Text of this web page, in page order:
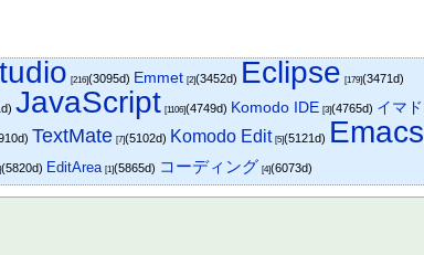
[216](3095d) Emmet [2](3452d) Eclipse [179](3471d)
JavaScript [1106](4749d) Komodo IDE [3](4765d) イマド
TextMate [7](5102d) Komodo Edit [5](5121d) Emacs
(5820d) EditArea [1](5865d) コーディング [4](6073d)